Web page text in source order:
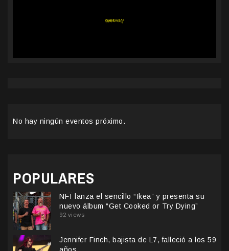
No hay ningún eventos próximo.
POPULARES
NFÏ lanza el sencillo “Ikea” y presenta su
nuevo álbum “Get Cooked or Try Dying”
92 views
Jennifer Finch, bajista de L7, falleció a los 59